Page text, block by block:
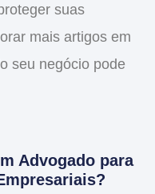
suas
mais artigos em
seu negócio pode
Advogado para